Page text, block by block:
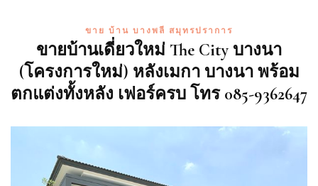
ขาย บ้าน บางพลี สมุทรปราการ
ขายบ้านเดี่ยวใหม่ The City บางนา
(โครงการใหม่) หลังเมกา บางนา พร้อม
ตกแต่งทั้งหลัง เฟอร์ครบ โทร 085-9362647